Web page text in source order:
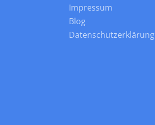
Impressum
Blog
Datenschutzerklärung